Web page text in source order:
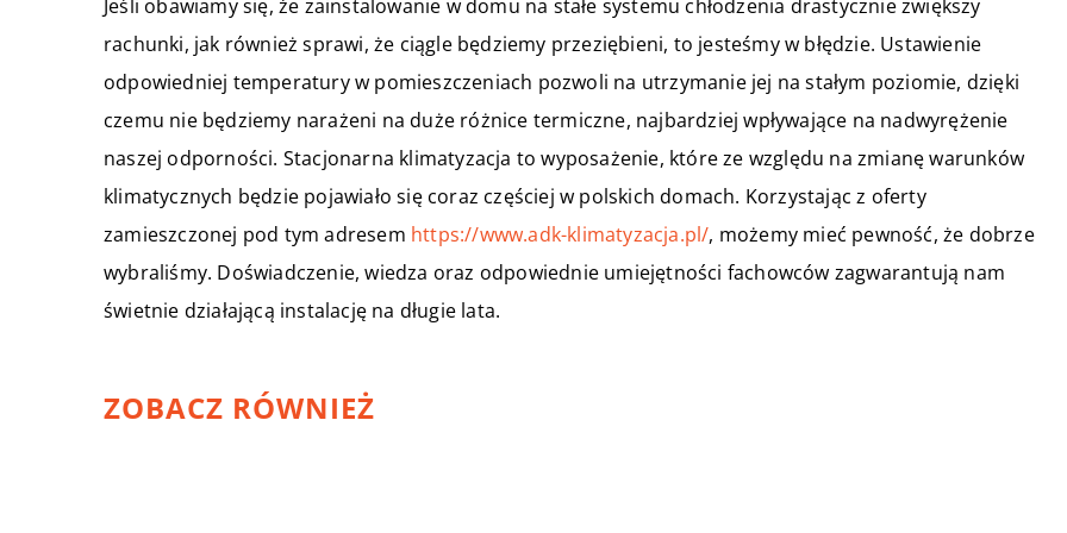
Jeśli obawiamy się, że zainstalowanie w domu na stałe systemu chłodzenia drastycznie zwiększy
rachunki, jak również sprawi, że ciągle będziemy przeziębieni, to jesteśmy w błędzie. Ustawienie
odpowiedniej temperatury w pomieszczeniach pozwoli na utrzymanie jej na stałym poziomie, dzięki
czemu nie będziemy narażeni na duże różnice termiczne, najbardziej wpływające na nadwyrężenie
naszej odporności. Stacjonarna klimatyzacja to wyposażenie, które ze względu na zmianę warunków
klimatycznych będzie pojawiało się coraz częściej w polskich domach. Korzystając z oferty
zamieszczonej pod tym adresem https://www.adk-klimatyzacja.pl/, możemy mieć pewność, że dobrze
wybraliśmy. Doświadczenie, wiedza oraz odpowiednie umiejętności fachowców zagwarantują nam
świetnie działającą instalację na długie lata.
ZOBACZ RÓWNIEŻ